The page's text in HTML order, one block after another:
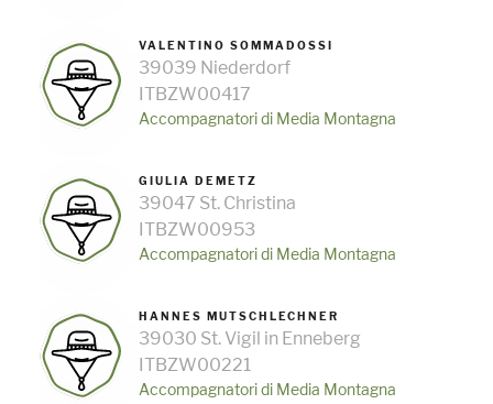
VALENTINO SOMMADOSSI
39039 Niederdorf
ITBZW00417
Accompagnatori di Media Montagna
GIULIA DEMETZ
39047 St. Christina
ITBZW00953
Accompagnatori di Media Montagna
HANNES MUTSCHLECHNER
39030 St. Vigil in Enneberg
ITBZW00221
Accompagnatori di Media Montagna